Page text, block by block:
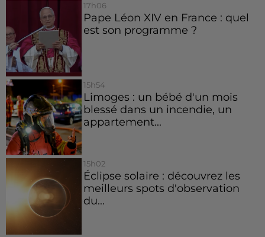
17h06
Pape Léon XIV en France : quel
est son programme ?
15h54
Limoges : un bébé d'un mois
blessé dans un incendie, un
appartement...
15h02
Éclipse solaire : découvrez les
meilleurs spots d'observation
du...